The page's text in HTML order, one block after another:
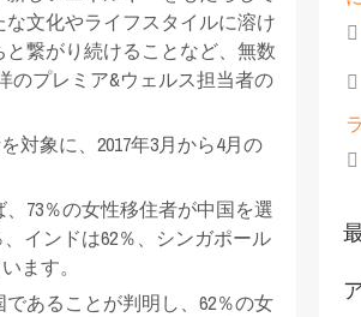
文化やライフスタイルに溶け
繋がり続けることなど、無数
のプレミア&ウェルス担当者の
対象に、2017年3月から4月の
73％の女性移住者が中国を選
インドは62％、シンガポール
ます。
あることが判明し、62％の女